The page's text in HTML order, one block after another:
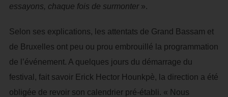
essayons, chaque fois de surmonter».
Selon ses explications, les attentats de Grand Bassam et
de Bruxelles ont peu ou prou embrouillé la programmation
de l’événement. A quelques jours du démarrage du
festival, fait savoir Erick Hector Hounkpè, la direction a été
obligée de revoir son calendrier pré-établi. « Nous